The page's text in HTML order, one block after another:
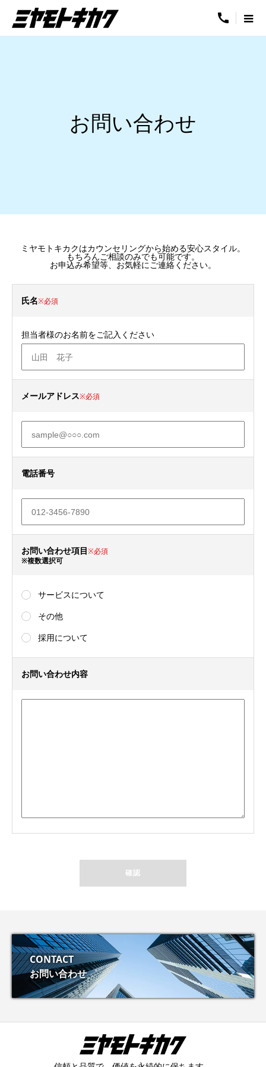
call
お問い合わせ
ミヤモトキカクはカウンセリングから始める安心スタイル。
もちろんご相談のみでも可能です。
お申込み希望等、お気軽にご連絡ください。
氏名※必須
担当者様のお名前をご記入ください
メールアドレス※必須
電話番号
お問い合わせ項目※必須
※複数選択可
サービスについて
その他
採用について
お問い合わせ内容
CONTACT
お問い合わせ